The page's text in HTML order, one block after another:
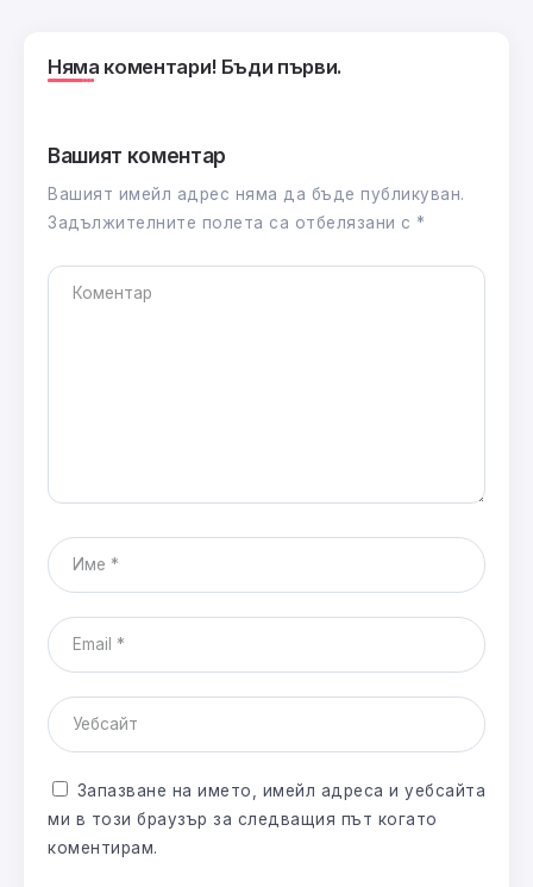
Няма коментари! Бъди първи.
Вашият коментар
Вашият имейл адрес няма да бъде публикуван.
Задължителните полета са отбелязани с *
Запазване на името, имейл адреса и уебсайта
ми в този браузър за следващия път когато
коментирам.